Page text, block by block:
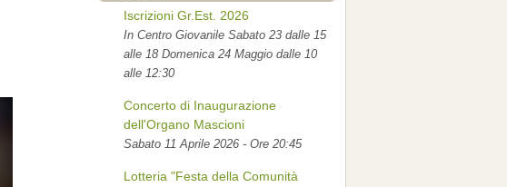
Iscrizioni Gr.Est. 2026
In Centro Giovanile Sabato 23 dalle 15
alle 18 Domenica 24 Maggio dalle 10
alle 12:30
Concerto di Inaugurazione
dell'Organo Mascioni
Sabato 11 Aprile 2026 - Ore 20:45
Lotteria "Festa della Comunità